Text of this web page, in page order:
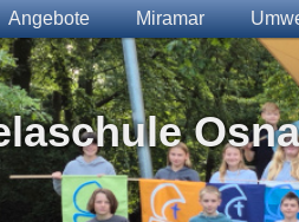
Angebote Miramar